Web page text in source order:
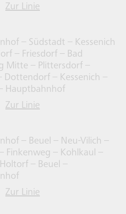
N2 herrunterladen
Zur LinieN2 gehen
– Südstadt – Kessenich
– Friesdorf – Bad
Mitte – Plittersdorf –
Dottendorf – Kessenich –
Hauptbahnhof
N3 herrunterladen
Zur LinieN3 gehen
– Beuel – Neu-Vilich –
Finkenweg – Kohlkaul –
– Beuel –
N4 herrunterladen
Zur LinieN4 gehen